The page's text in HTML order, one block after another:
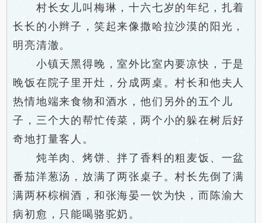
村长女儿叫梅琳，十六七岁的年纪，扎着
长长的小辫子，笑起来像撒哈拉沙漠的阳光，
明亮清澈。
小镇天黑得晚，室外比室内要凉快，于是
晚饭在院子里开灶，分成两桌。村长和他夫人
热情地端来食物和酒水，他们另外的五个儿
子，三个大的帮忙传菜，两个小的躲在树后好
奇地打量客人。
炖羊肉、烤饼、拌了香料的粗麦饭、一盆
番茄洋葱汤，放满了两张桌子。村长先倒了满
满两杯棕榈酒，和张海晏一饮为快，而陈渝大
病初愈，只能喝骆驼奶。